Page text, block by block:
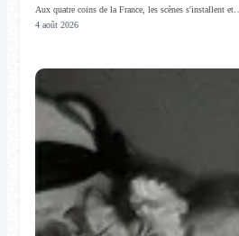
Aux quatre coins de la France, les scènes s'installent et…
4 août 2026